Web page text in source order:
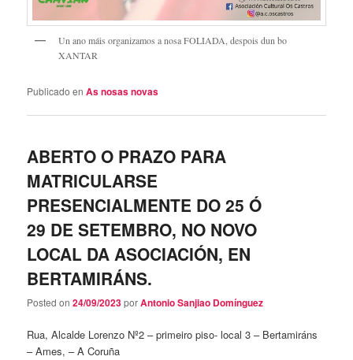
Un ano máis organizamos a nosa FOLIADA, despois dun bo
XANTAR
Publicado en As nosas novas
ABERTO O PRAZO PARA
MATRICULARSE
PRESENCIALMENTE DO 25 Ó
29 DE SETEMBRO, NO NOVO
LOCAL DA ASOCIACIÓN, EN
BERTAMIRÁNS.
Posted on24/09/2023porAntonio Sanjiao Domínguez
Rua, Alcalde Lorenzo Nº2 – primeiro piso- local 3 – Bertamiráns
– Ames, – A Coruña